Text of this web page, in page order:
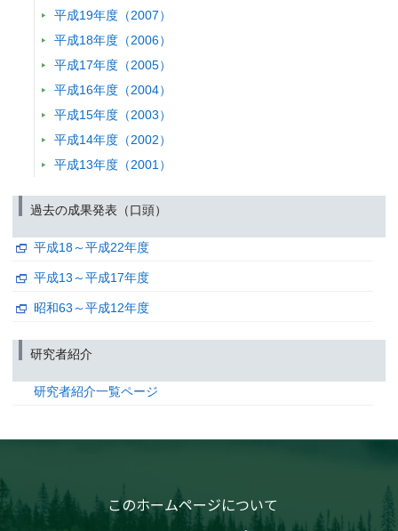
学会等名称 :2050 EARTH CATALOGUE Exhibition UIA 2011 TOKYO
予稿集名：なし (2011)
関連研究課題 1 関連研究課題 2
研究発表
発表者 : 石崎安洋, 塩竈秀夫,
学会等名称 :第2回極端気象現象とその影響評価に関する研究集会
予稿集名：第2回極端気象現象とその影響評価に関する研究集会予稿集
研究講演
発表者 :中山祥嗣
予稿集名：なし (2011)
研究講演
What's hot on environmental research?
発表者 :中山祥嗣
学会等名称 :
関連研究課題 1
Related Techniques (HPLC 2011 Dalian)
予稿集名：
- (2011)
研究発表
平成19年度（2007）
平成18年度（2006）
平成17年度（2005）
平成16年度（2004）
平成15年度（2003）
平成14年度（2002）
平成13年度（2001）
過去の成果発表（口頭）
平成18～平成22年度
平成13～平成17年度
昭和63～平成12年度
研究者紹介
研究者紹介一覧ページ
このホームページについて